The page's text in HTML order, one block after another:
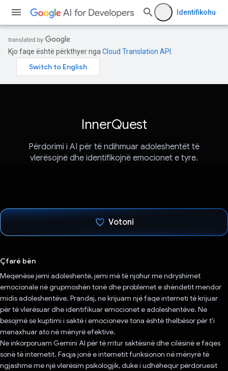
Identifikohu
Kjo faqe është përkthyer nga Cloud Translation API
InnerQuest
Përdorimi i AI për të ndihmuar adoleshentët të
vlerësojnë dhe identifikojnë emocionet e tyre.
Votoni
Çfarë bën
Meqenëse jemi adoleshentë, jemi më të njohur me ndryshimet
emocionale në grupmoshën tonë dhe problemet e shëndetit mendor
midis adoleshentëve. Prandaj, ne krijuam një faqe interneti të krijuar
për të vlerësuar dhe identifikuar emocionet e adoleshentëve. Ne
besojmë se kuptimi i saktë i emocioneve tona është thelbësor për t'i
menaxhuar ato në mënyrë efektive.
Ne inkorporuam Gemini AI për të rritur saktësinë dhe cilësinë e faqes
sonë të internetit. Faqja jonë e internetit funksionon në mënyrë të
ngjashme me një vlerësim psikologjik, duke i udhëhequr përdoruesit